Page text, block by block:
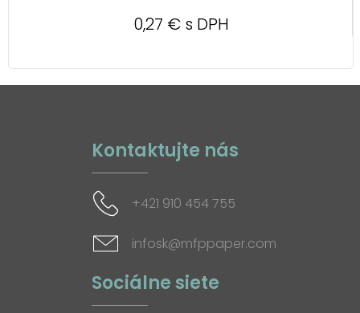
0,27 € s DPH
Kontaktujte nás
+421 910 454 755
infosk@mfppaper.com
Sociálne siete